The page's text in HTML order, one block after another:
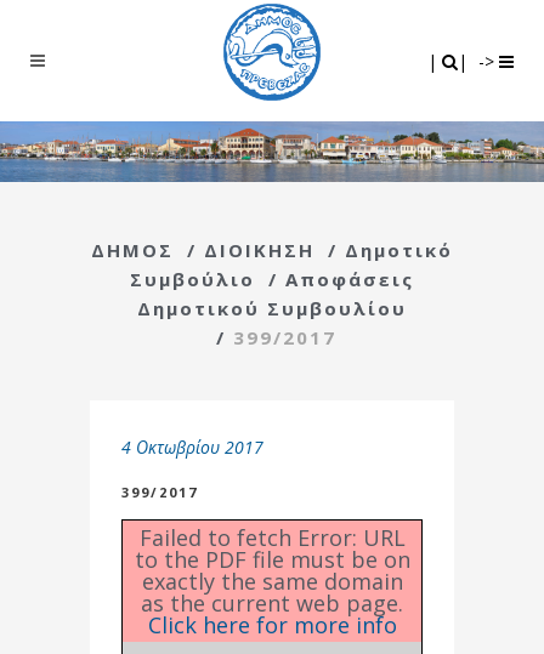
| | ->
ΔΗΜΟΣ / ΔΙΟΙΚΗΣΗ / Δημοτικό
Συμβούλιο
/ Αποφάσεις
Δημοτικού Συμβουλίου
/ 399/2017
4 Οκτωβρίου 2017
399/2017
Failed to fetch Error: URL
to the PDF file must be on
exactly the same domain
as the current web page.
Click here for more info